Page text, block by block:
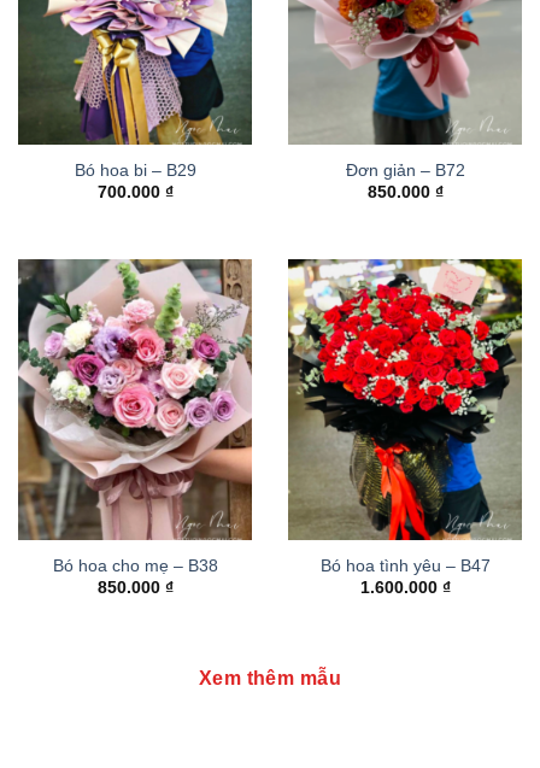
Bó hoa bi – B29
700.000 ₫
Đơn giản – B72
850.000 ₫
Bó hoa cho mẹ – B38
850.000 ₫
Bó hoa tình yêu – B47
1.600.000 ₫
Xem thêm mẫu